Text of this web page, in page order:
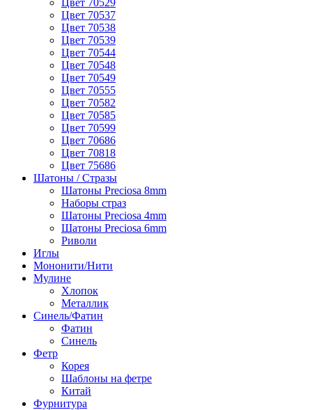
Цвет 70529
Цвет 70537
Цвет 70538
Цвет 70539
Цвет 70544
Цвет 70548
Цвет 70549
Цвет 70555
Цвет 70582
Цвет 70585
Цвет 70599
Цвет 70686
Цвет 70818
Цвет 75686
Шатоны / Стразы
Шатоны Preciosa 8mm
Наборы страз
Шатоны Preciosa 4mm
Шатоны Preciosa 6mm
Риволи
Иглы
Мононити/Нити
Мулине
Хлопок
Металлик
Синель/Фатин
Фатин
Синель
Фетр
Корея
Шаблоны на фетре
Китай
Фурнитура